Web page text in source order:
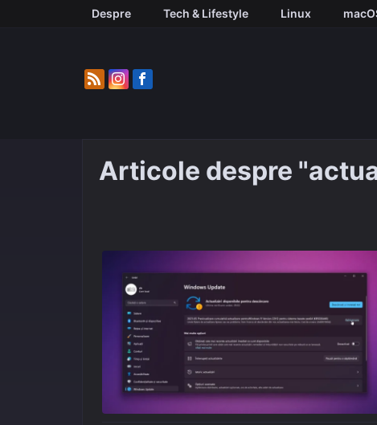
Despre Tech & Lifestyle Linux
Articole despre